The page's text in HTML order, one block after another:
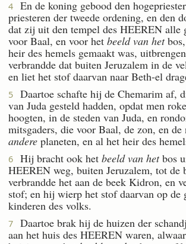
4
En de koning gebood den
priesteren der tweede ordening, en den
dat zij uit den tempel des HEEREN alle
voor Baal, en voor het beeld van het
heir des hemels gemaakt was,
verbrandde dat buiten Jeruzalem in de
en liet het stof daarvan naar Beth-el
5
Daartoe schafte hij de Chemarim af,
van Juda gesteld hadden, opdat men
hoogten, in de steden van Juda, en
mitsgaders, die voor Baal, de zon, en de
andere planeten, en al het heir des
6 Hij bracht ook het beeld van hetbos
HEEREN weg, buiten Jeruzalem, tot de
verbrandde het aan de beek Kidron, en
stof; en hij wierp het stof daarvan op de
kinderen des volks.
7
Daartoe brak hij de huizen der
aan het huis des HEEREN waren,